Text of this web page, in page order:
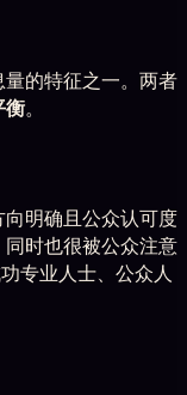
的特征之一。两者
衡。
明确且公众认可度
时也很被公众注意
专业人士、公众人